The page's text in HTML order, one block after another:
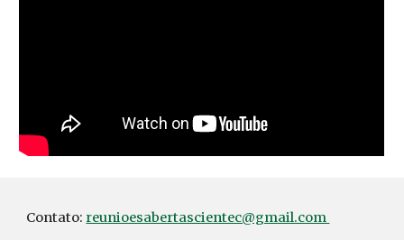
Contato: reunioesabertascientec@gmail.com